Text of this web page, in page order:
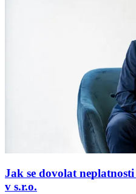
Jak se dovolat
v s.r.o.